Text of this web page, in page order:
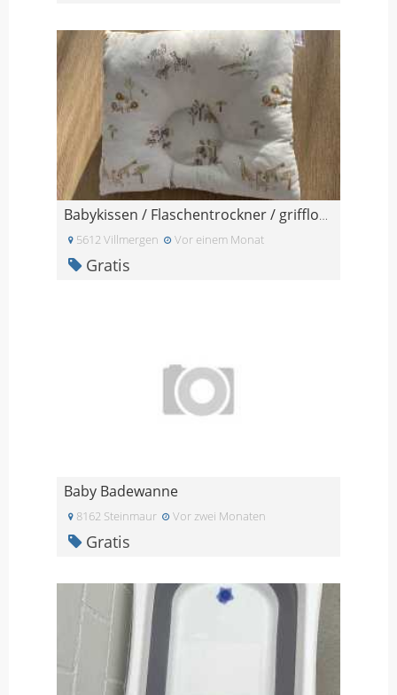
Babykissen / Flaschentrockner / griffloser Flasche
5612 Villmergen Vor einem Monat
Gratis
Baby Badewanne
8162 Steinmaur Vor zwei Monaten
Gratis